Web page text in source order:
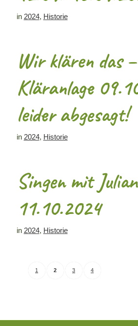
in 2024, Historie
Wir klären das
Kläranlage
leider abgesagt!
in 2024, Historie
Singen mit Julian
11.10.2024
in 2024, Historie
1 2 3 4